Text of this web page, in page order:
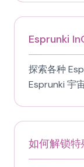
Esprunki
探索各种
Esprunki 宇
如何解锁特